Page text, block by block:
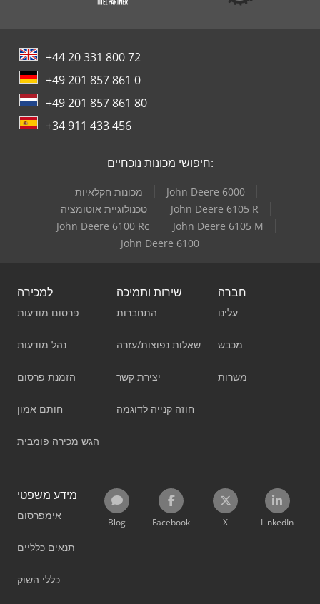
+44 20 331 800 72
+49 201 857 861 0
+49 201 857 861 80
+34 911 433 456
חיפושי מכונות נוכחיים:
מכונות חקלאיות
John Deere 6000
טכנולוגיית אוטומציה
John Deere 6105 R
John Deere 6100 Rc
John Deere 6105 M
John Deere 6100
למכירה
פרסום מודעות
נהל מודעות
הזמנת פרסום
חותם אמון
הגש מכירה פומבית
שירות ותמיכה
התחברות
שאלות נפוצות/עזרה
יצירת קשר
חוזה קנייה לדוגמה
חברה
עלינו
מכבש
משרות
מידע משפטי
אימפרסום
תנאים כלליים
כללי השוק
Blog Facebook X LinkedIn